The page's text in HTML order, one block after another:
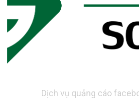
Dịch vụ quảng cáo